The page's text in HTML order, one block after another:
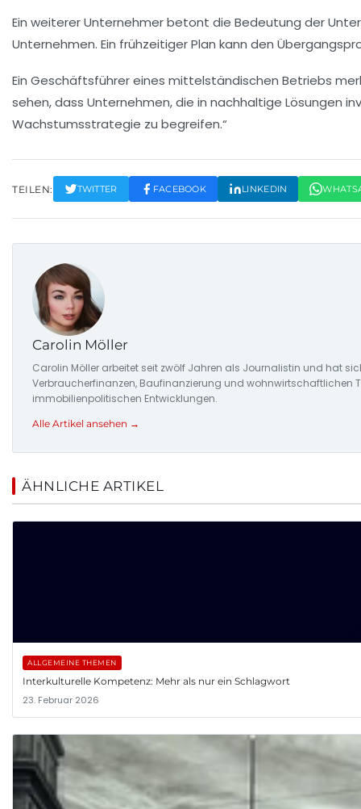
Ein weiterer Unternehmer betont die Bedeutung der
Unternehmen. Ein frühzeitiger Plan kann den
Ein Geschäftsführer eines mittelständischen Betriebs
sehen, dass Unternehmen, die in nachhaltige Lösungen
Wachstumsstrategie zu begreifen.“
TEILEN: TWITTER FACEBOOK LINKEDIN
Carolin Möller
Carolin Möller arbeitet seit zwölf Jahren als Journalistin und hat
Verbraucherfinanzen, Baufinanzierung und wohnwirtschaftlichen
immobilienpolitischen Entwicklungen.
Alle Artikel ansehen →
ÄHNLICHE ARTIKEL
ALLGEMEINE THEMEN
Interkulturelle Kompetenz: Mehr als nur ein Schlagwort
23. Februar 2026